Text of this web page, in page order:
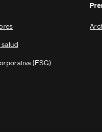
salud
(ESG)